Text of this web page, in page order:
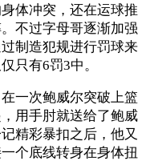
体冲突，还在运球推
不过字母哥逐渐加强
制造犯规进行罚球来
只有6罚3中。
一次鲍威尔突破上篮
用手肘就送给了鲍威
精彩暴扣之后，他又
个底线转身在身体扭